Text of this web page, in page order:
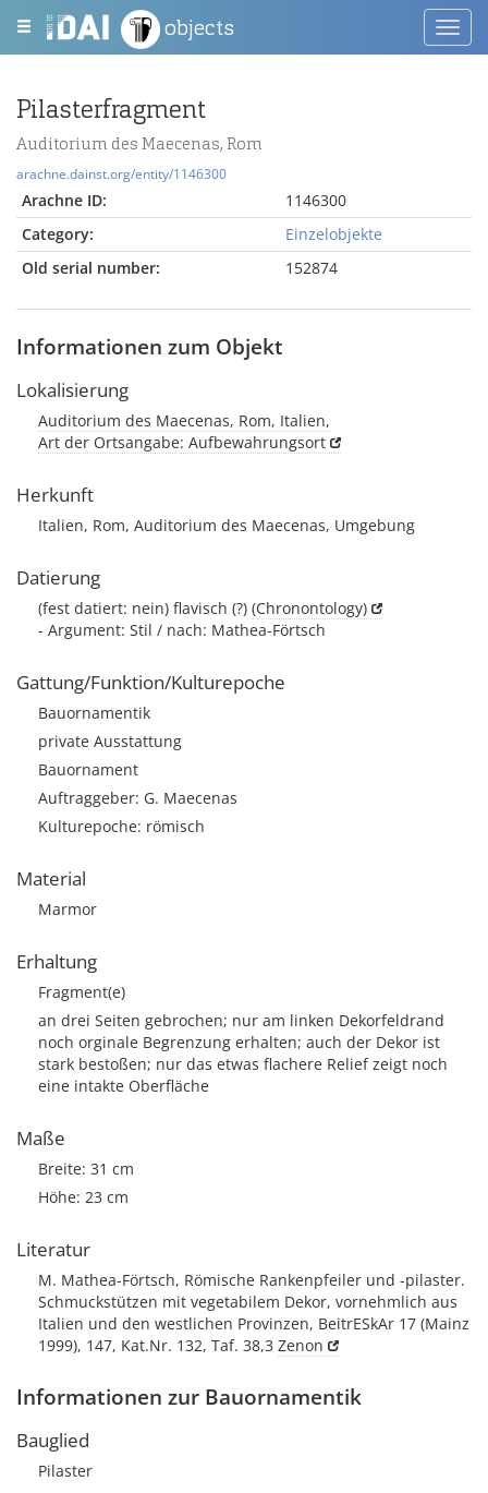
objects
Pilasterfragment
Auditorium des Maecenas, Rom
arachne.dainst.org/entity/1146300
Arachne ID:
1146300
Category:
Einzelobjekte
Old serial number:
152874
Informationen zum Objekt
Lokalisierung
Auditorium des Maecenas, Rom, Italien,
Art der Ortsangabe: Aufbewahrungsort
Herkunft
Italien, Rom, Auditorium des Maecenas, Umgebung
Datierung
(fest datiert: nein) flavisch (?) (Chronontology)
- Argument: Stil / nach: Mathea-Förtsch
Gattung/Funktion/Kulturepoche
Bauornamentik
private Ausstattung
Bauornament
Auftraggeber: G. Maecenas
Kulturepoche: römisch
Material
Marmor
Erhaltung
Fragment(e)
an drei Seiten gebrochen; nur am linken Dekorfeldrand
noch orginale Begrenzung erhalten; auch der Dekor ist
stark bestoßen; nur das etwas flachere Relief zeigt noch
eine intakte Oberfläche
Maße
Breite: 31 cm
Höhe: 23 cm
Literatur
M. Mathea-Förtsch, Römische Rankenpfeiler und -pilaster.
Schmuckstützen mit vegetabilem Dekor, vornehmlich aus
Italien und den westlichen Provinzen, BeitrESkAr 17 (Mainz
1999), 147, Kat.Nr. 132, Taf. 38,3 Zenon
Informationen zur Bauornamentik
Bauglied
Pilaster